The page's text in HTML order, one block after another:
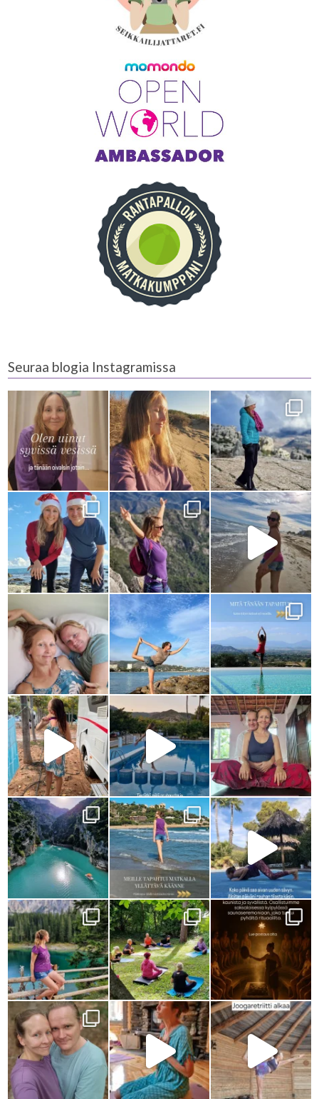
Seuraa blogia Instagramissa